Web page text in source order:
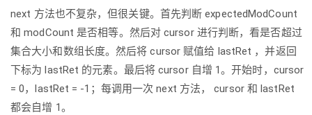
next 方法也不复杂，但很关键。首先判断 expectedModCount
和 modCount 是否相等。然后对 cursor 进行判断，看是否超过
集合大小和数组长度。然后将 cursor 赋值给 lastRet ，并返回
下标为 lastRet 的元素。最后将 cursor 自增 1。开始时，cursor
= 0，lastRet = -1；每调用一次 next 方法， cursor 和 lastRet
都会自增 1。